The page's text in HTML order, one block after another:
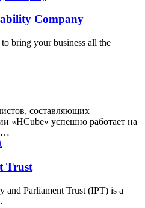
Company
bring your business all the
составляющих
«HCube» успешно работает на
Trust
and Parliament Trust (IPT) is a